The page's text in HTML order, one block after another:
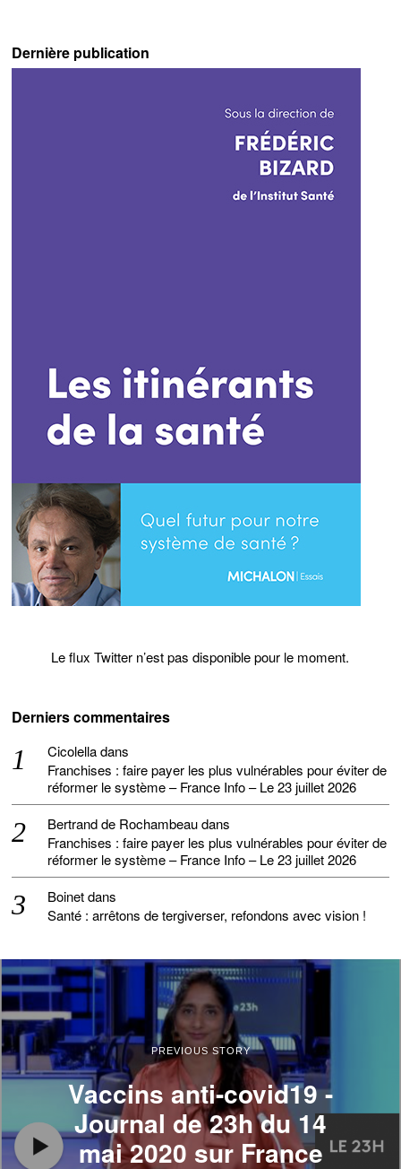
Dernière publication
Le flux Twitter n’est pas disponible pour le moment.
Derniers commentaires
Cicolelladans
Franchises : faire payer les plus vulnérables pour éviter de
réformer le système – France Info – Le 23 juillet 2026
Bertrand de Rochambeaudans
Franchises : faire payer les plus vulnérables pour éviter de
réformer le système – France Info – Le 23 juillet 2026
Boinetdans
Santé : arrêtons de tergiverser, refondons avec vision !
PREVIOUS STORY
Vaccins anti-covid19 -
Journal de 23h du 14
mai 2020 sur France